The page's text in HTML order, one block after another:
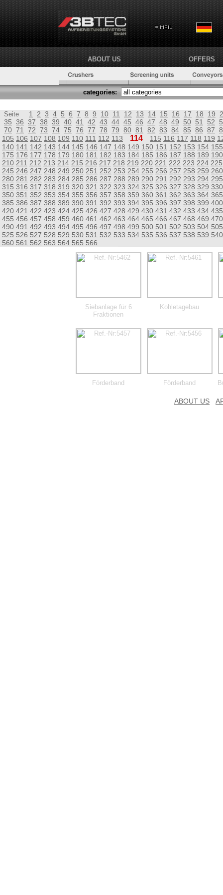
ABOUT US OFFERS
categories:
Seite 1 2 3 4 5 6 7 8 9 10 11 12 13 14 15 16 17 18 19
35 36 37 38 39 40 41 42 43 44 45 46 47 48 49 50 51 52
70 71 72 73 74 75 76 77 78 79 80 81 82 83 84 85 86 87
105 106 107 108 109 110 111 112 113 114 115 116 117 118 119
140 141 142 143 144 145 146 147 148 149 150 151 152 153 154 155
175 176 177 178 179 180 181 182 183 184 185 186 187 188 189 190
210 211 212 213 214 215 216 217 218 219 220 221 222 223 224 225
245 246 247 248 249 250 251 252 253 254 255 256 257 258 259 260
280 281 282 283 284 285 286 287 288 289 290 291 292 293 294 295
315 316 317 318 319 320 321 322 323 324 325 326 327 328 329 330
350 351 352 353 354 355 356 357 358 359 360 361 362 363 364 365
385 386 387 388 389 390 391 392 393 394 395 396 397 398 399 400
420 421 422 423 424 425 426 427 428 429 430 431 432 433 434 435
455 456 457 458 459 460 461 462 463 464 465 466 467 468 469 470
490 491 492 493 494 495 496 497 498 499 500 501 502 503 504 505
525 526 527 528 529 530 531 532 533 534 535 536 537 538 539 540
560 561 562 563 564 565 566
Siebanlage für 6
Fraktionen
Kohletagebau
Förderband Förderband
ABOUT US